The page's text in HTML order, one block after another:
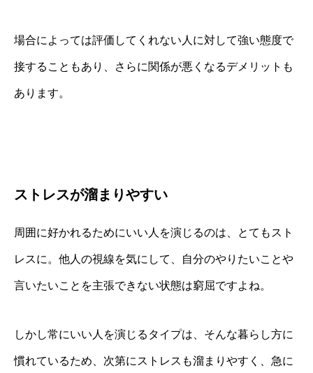
場合によっては評価してくれない人に対して強い態度で
接することもあり、さらに関係が悪くなるデメリットも
あります。
ストレスが溜まりやすい
周囲に好かれるためにいい人を演じるのは、とてもスト
レスに。他人の視線を気にして、自分のやりたいことや
言いたいことを主張できない状態は窮屈ですよね。
しかし常にいい人を演じるタイプは、そんな暮らし方に
慣れているため、次第にストレスも溜まりやすく、急に